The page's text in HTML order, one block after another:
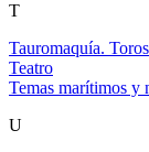
T
Tauromaquía. Toros
Teatro
Temas marítimos y
U